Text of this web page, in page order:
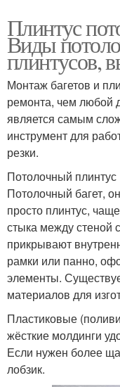
Плинтус
Виды
плинтусов,
Монтаж багетов и
ремонта, чем любой
является самым
инструмент для
резки.
Потолочный плинтус
Потолочный багет,
просто плинтус,
стыка между стеной
прикрывают
рамки или панно,
элементы.
материалов для
Пластиковые
жёсткие молдинги
Если нужен более
лобзик.